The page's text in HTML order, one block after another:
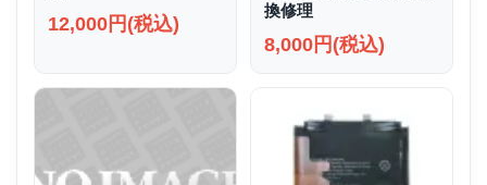
12,000円(税込)
換修理
8,000円(税込)